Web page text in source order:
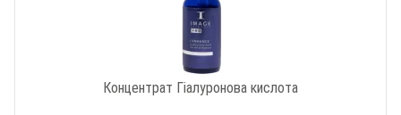
Концентрат Гіалуронова кислота